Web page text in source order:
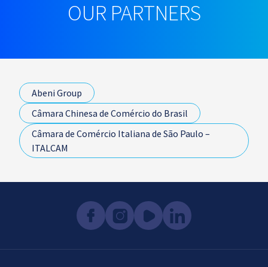
OUR PARTNERS
Abeni Group
Câmara Chinesa de Comércio do Brasil
Câmara de Comércio Italiana de São Paulo –
ITALCAM